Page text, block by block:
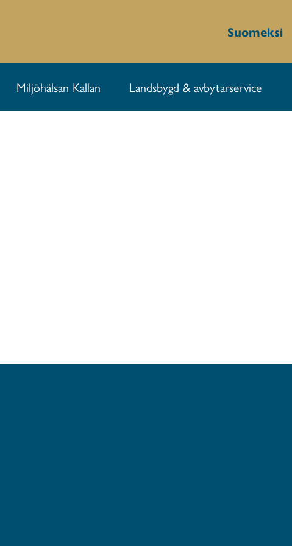
Suomeksi
Miljöhälsan Kallan Landsbygd & avbytarservice